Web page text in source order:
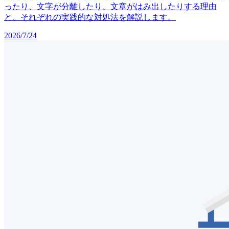
ったり、文字が分離したり、文章がはみ出したりする理由
と、それぞれの実践的な対処法を解説します。
2026/7/24